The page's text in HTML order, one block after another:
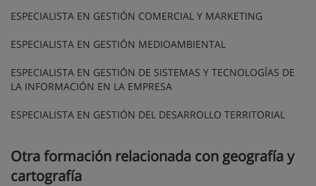
ESPECIALISTA EN GESTIÓN COMERCIAL Y MARKETING
ESPECIALISTA EN GESTIÓN MEDIOAMBIENTAL
ESPECIALISTA EN GESTIÓN DE SISTEMAS Y TECNOLOGÍAS DE
LA INFORMACIÓN EN LA EMPRESA
ESPECIALISTA EN GESTIÓN DEL DESARROLLO TERRITORIAL
Otra formación relacionada con geografía y
cartografía